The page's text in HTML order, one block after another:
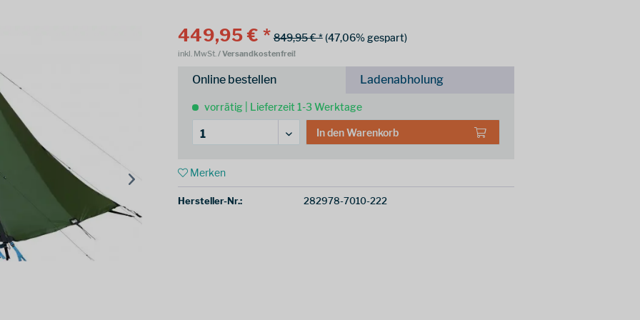
449,95 € * 849,95 € *(47,06% gespart)
inkl. MwSt./ Versandkostenfrei!
Online bestellen Ladenabholung
vorrätig | Lieferzeit 1-3 Werktage
In denWarenkorb
Merken
Hersteller-Nr.: 282978-7010-222